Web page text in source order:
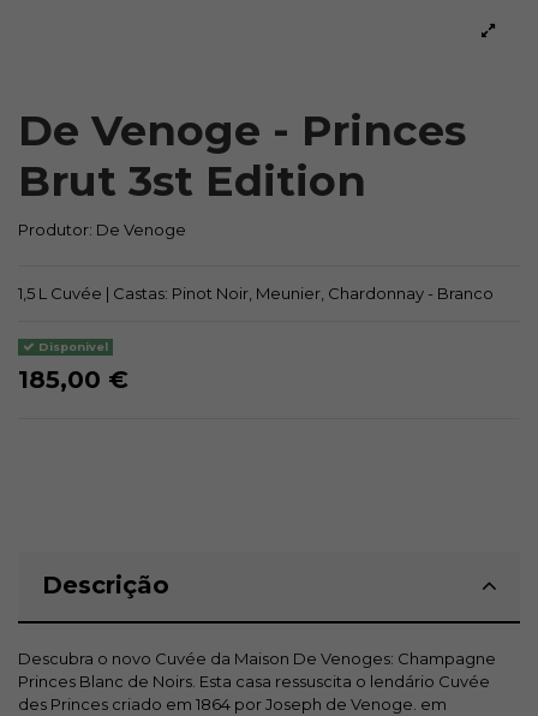
De Venoge - Princes
Brut 3st Edition
Produtor: De Venoge
1,5 L Cuvée | Castas: Pinot Noir, Meunier, Chardonnay - Branco
Disponivel
185,00 €
Descrição
Descubra o novo Cuvée da Maison De Venoges: Champagne
Princes Blanc de Noirs. Esta casa ressuscita o lendário Cuvée
des Princes criado em 1864 por Joseph de Venoge. em